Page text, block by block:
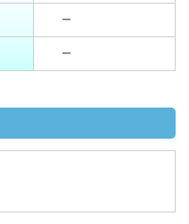
ー
ー